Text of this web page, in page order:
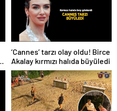
‘Cannes’ tarzı olay oldu! Birce
Akalay kırmızı halıda büyüledi